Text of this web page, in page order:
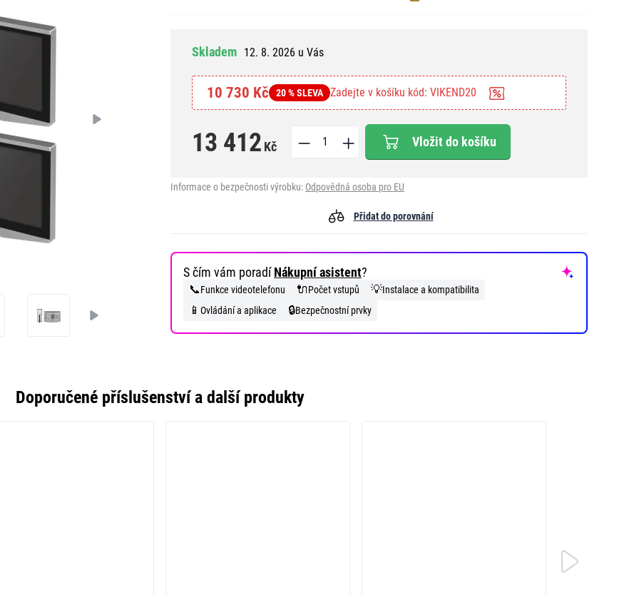
Skladem 12. 8. 2026 u Vás
10 730 Kč 20 % SLEVA Zadejte v košíku kód: VIKEND20
13 412 Kč Vložit do košíku
Informace o bezpečnosti výrobku: Odpovědná osoba pro EU
Přidat do porovnání
S čím vám poradíNákupní asistent?
📞Funkce videotelefonu 🔌Počet vstupů 💡Instalace a kompatibilita
📱 Ovládání a aplikace 🔒Bezpečnostní prvky
Doporučené příslušenství a další produkty